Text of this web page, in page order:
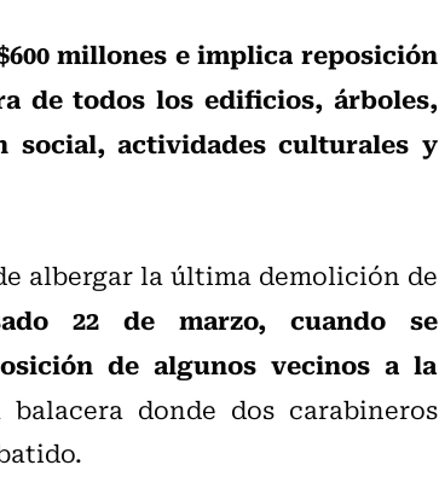
millones e implica reposición
de todos los edificios, árboles,
social, actividades culturales y
albergar la última demolición de
22 de marzo, cuando se
de algunos vecinos a la
donde dos carabineros